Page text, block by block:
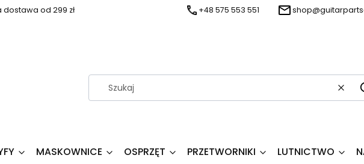
od 299 zł +48 575 553 551
MASKOWNICE OSPRZĘT PRZETWORNIKI LUTNICTWO